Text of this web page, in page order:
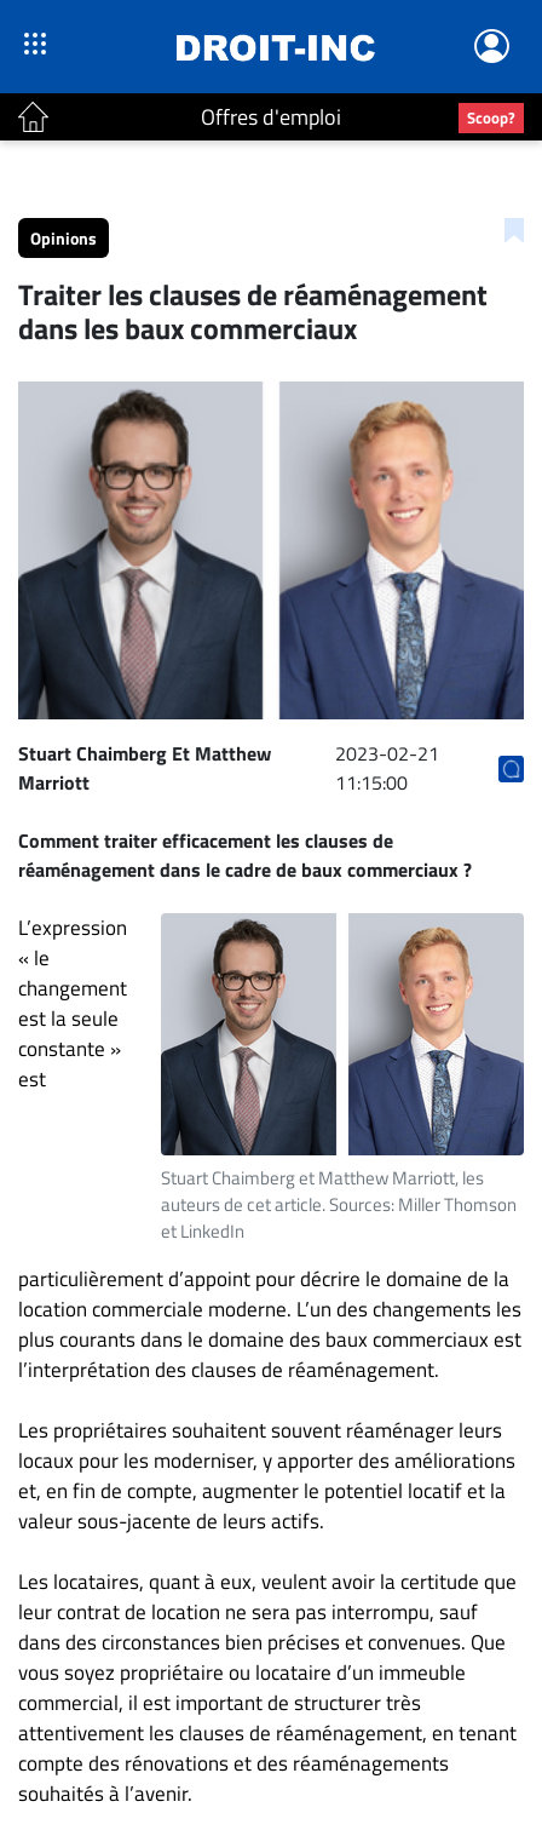
Offres d'emploi Scoop?
Accueil
Continu
Nominations
Bureaux
Conseillers
Juridiques
Campus
Carrière
Archives
CARRIÈRE
ET
EMPLOIS
AVOCATS
ET
Offres
d'emploi
Formation
Continue
Métiers
Scoop?
CABINETS
ENTREPRISES
entreprises
Publier
un
emploi
Solutions de
recrutements
TROUVEZ-
NOUS
Nous
joindre
À
propos
Infolettre
S’abonner
Opinions
Traiter les clauses de réaménagement
dans les baux commerciaux
Stuart Chaimberg Et Matthew
Marriott
2023-02-21
11:15:00
Comment traiter efficacement les clauses de
réaménagement dans le cadre de baux commerciaux ?
Stuart Chaimberg et Matthew Marriott, les
auteurs de cet article. Sources: Miller Thomson
et LinkedIn
L’expression
« le
changement
est la seule
constante »
est
particulièrement d’appoint pour décrire le domaine de la
location commerciale moderne. L’un des changements les
plus courants dans le domaine des baux commerciaux est
l’interprétation des clauses de réaménagement.
Les propriétaires souhaitent souvent réaménager leurs
locaux pour les moderniser, y apporter des améliorations
et, en fin de compte, augmenter le potentiel locatif et la
valeur sous-jacente de leurs actifs.
Les locataires, quant à eux, veulent avoir la certitude que
leur contrat de location ne sera pas interrompu, sauf
dans des circonstances bien précises et convenues. Que
vous soyez propriétaire ou locataire d’un immeuble
commercial, il est important de structurer très
attentivement les clauses de réaménagement, en tenant
compte des rénovations et des réaménagements
souhaités à l’avenir.